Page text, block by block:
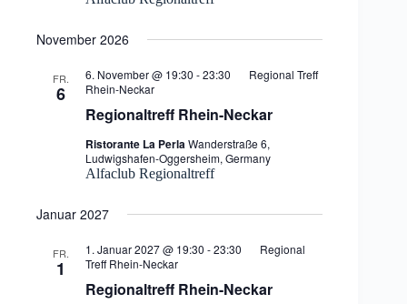
November 2026
FR.
6
Regionaltreff Rhein-Neckar
6. November @ 19:30 -23:30
Regional Treff
Rhein-Neckar
Ristorante La PerlaWanderstraße 6,
Ludwigshafen-Oggersheim, Germany
Alfaclub Regionaltreff
Januar 2027
FR.
1
Regionaltreff Rhein-Neckar
1. Januar 2027 @ 19:30 -23:30
Regional
Treff Rhein-Neckar